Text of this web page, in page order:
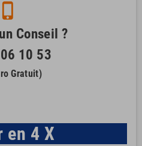
phone_iphone
Conseil ?
10 53
Gratuit)
en 4 X